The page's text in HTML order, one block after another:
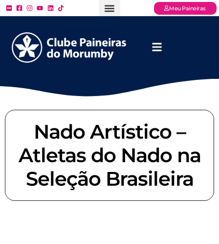
Meu Paineiras
Nado Artístico –
Atletas do Nado na
Seleção Brasileira